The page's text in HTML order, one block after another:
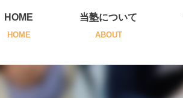
HOME
HOME
当塾について
ABOUT